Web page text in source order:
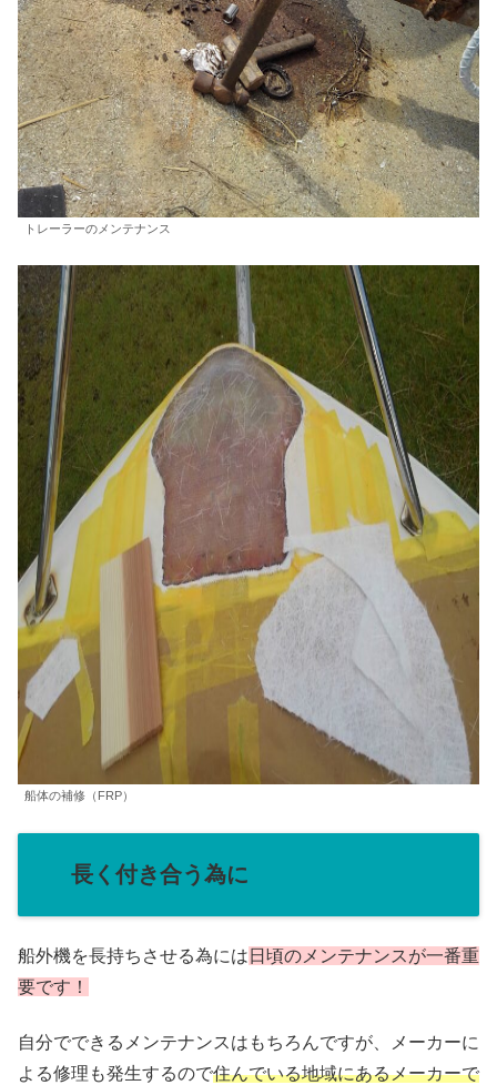
トレーラーのメンテナンス
船体の補修（FRP）
長く付き合う為に
船外機を長持ちさせる為には 日頃のメンテナンスが一番重
要です！
自分でできるメンテナンスはもちろんですが、メーカーに
よる修理も発生するので住んでいる地域にあるメーカーで